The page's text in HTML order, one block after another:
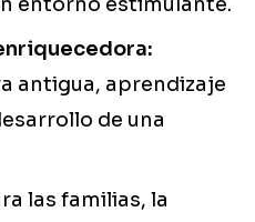
antigua, aprendizaje
de una
las familias, la